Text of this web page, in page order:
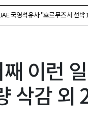
유사 "호르무즈서 선박 15척
이런
삭감